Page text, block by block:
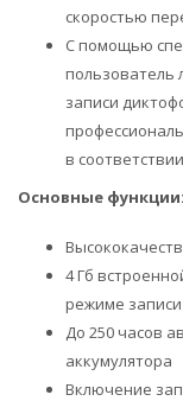
скоростью
С помощью
пользователь
записи
в
Основные функции:
4 Гб
режиме записи
До 250 часов
аккумулятора
Включение